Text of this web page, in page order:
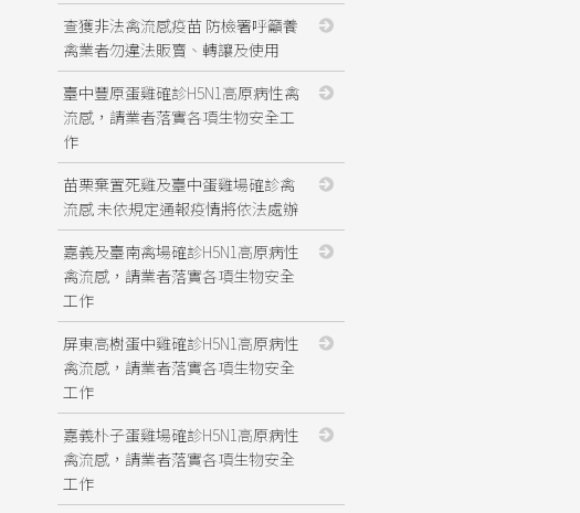
查獲非法禽流感疫苗 防檢署呼籲養
禽業者勿違法販賣、轉讓及使用
臺中豐原蛋雞確診H5N1高原病性禽
流感，請業者落實各項生物安全工
作
苗栗棄置死雞及臺中蛋雞場確診禽
流感 未依規定通報疫情將依法處辦
嘉義及臺南禽場確診H5N1高原病性
禽流感，請業者落實各項生物安全
工作
屏東高樹蛋中雞確診H5N1高原病性
禽流感，請業者落實各項生物安全
工作
嘉義朴子蛋雞場確診H5N1高原病性
禽流感，請業者落實各項生物安全
工作